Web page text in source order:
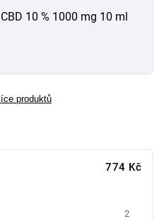
10 % 1000 mg 10 ml
produktů
774 Kč
2